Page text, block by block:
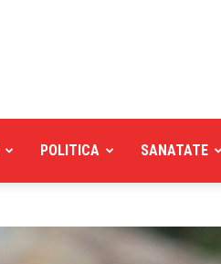
POLITICA SANATATE